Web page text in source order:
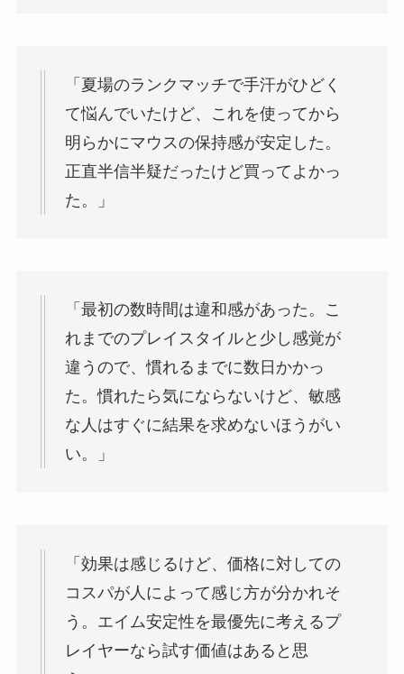
「夏場のランクマッチで手汗がひどく
て悩んでいたけど、これを使ってから
明らかにマウスの保持感が安定した。
正直半信半疑だったけど買ってよかっ
た。」
「最初の数時間は違和感があった。こ
れまでのプレイスタイルと少し感覚が
違うので、慣れるまでに数日かかっ
た。慣れたら気にならないけど、敏感
な人はすぐに結果を求めないほうがい
い。」
「効果は感じるけど、価格に対しての
コスパが人によって感じ方が分かれそ
う。エイム安定性を最優先に考えるプ
レイヤーなら試す価値はあると思